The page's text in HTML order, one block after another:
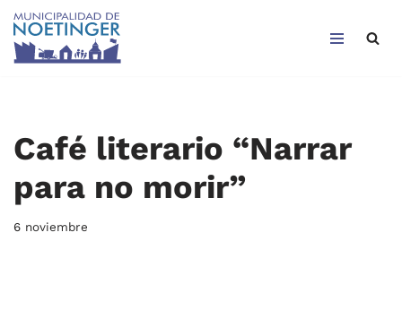
Saltar
Café literario “Narrar
para no morir”
6 noviembre